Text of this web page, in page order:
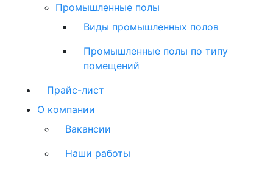
Промышленные полы
Виды промышленных полов
Промышленные полы по типу
помещений
Прайс-лист
О компании
Вакансии
Наши работы